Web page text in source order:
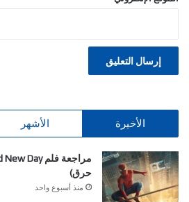
الأخيرة الأشهر
حرق)
منذ أسبوع واحد